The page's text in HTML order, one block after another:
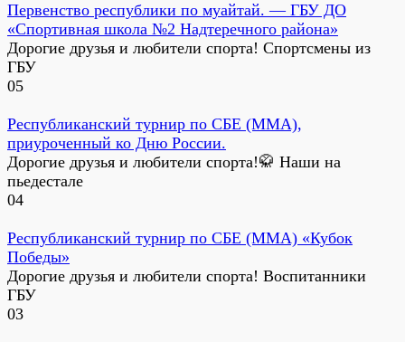
Первенство республики по муайтай. — ГБУ ДО
«Спортивная школа №2 Надтеречного района»
Дорогие друзья и любители спорта! Спортсмены из
ГБУ
05
Республиканский турнир по СБЕ (ММА),
приуроченный ко Дню России.
Дорогие друзья и любители спорта!🥋 Наши на
пьедестале
04
Республиканский турнир по СБЕ (ММА) «Кубок
Победы»
Дорогие друзья и любители спорта! Воспитанники
ГБУ
03